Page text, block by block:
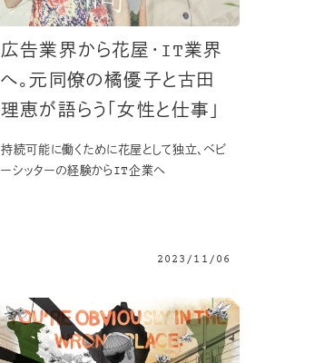
広告業界から花屋・IT業界
へ。元同僚の橘優子と古田
理恵が語らう「女性と仕事」
持続可能に働くために花屋として独立、ベビ
ーシッターの経験からIT企業へ
2023/11/06